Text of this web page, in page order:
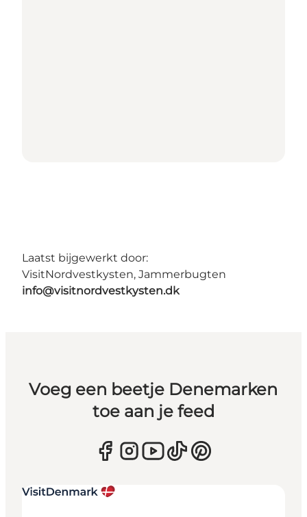
Laatst bijgewerkt door:
VisitNordvestkysten, Jammerbugten
info@visitnordvestkysten.dk
Voeg een beetje Denemarken
toe aan je feed